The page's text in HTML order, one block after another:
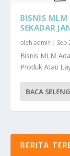
BISNIS MLM
SEKADAR
oleh admin | Sep
Bisnis MLM
Produk Atau
BACA
BERITA